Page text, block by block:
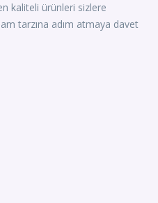
kaliteli ürünleri sizlere
tarzına adım atmaya davet